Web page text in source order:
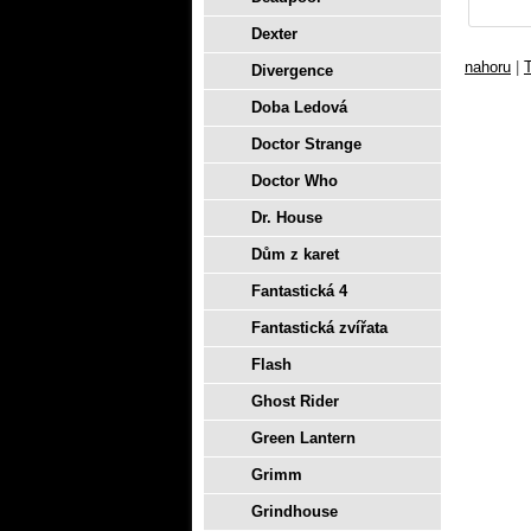
nahoru
Dexter
Divergence
Doba Ledová
Doctor Strange
Doctor Who
Dr. House
Dům z karet
Fantastická 4
Fantastická zvířata
Flash
Ghost Rider
Green Lantern
Grimm
Grindhouse